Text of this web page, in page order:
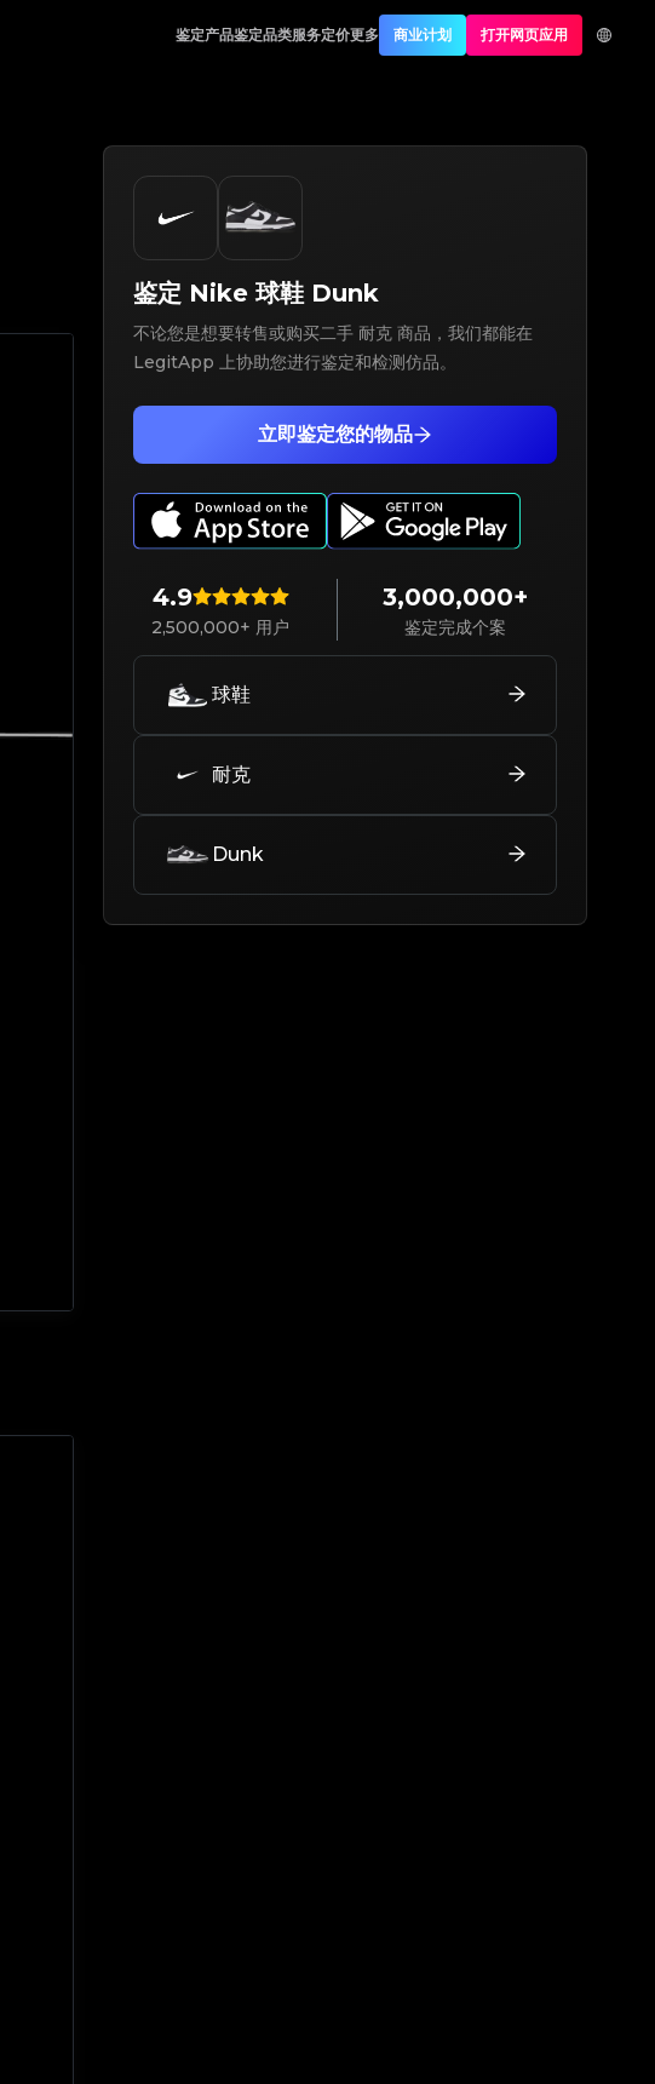
鉴定产品鉴定品类服务定价更多 商业计划 打开网页应用
4.9
2,500,000+ 用户
3,000,000+
鉴定完成个案
立即鉴定您的物品
不论您是想要转售或购买二手 耐克 商品，我们都能在
LegitApp 上协助您进行鉴定和检测仿品。
鉴定 Nike 球鞋 Dunk
球鞋
耐克
Dunk